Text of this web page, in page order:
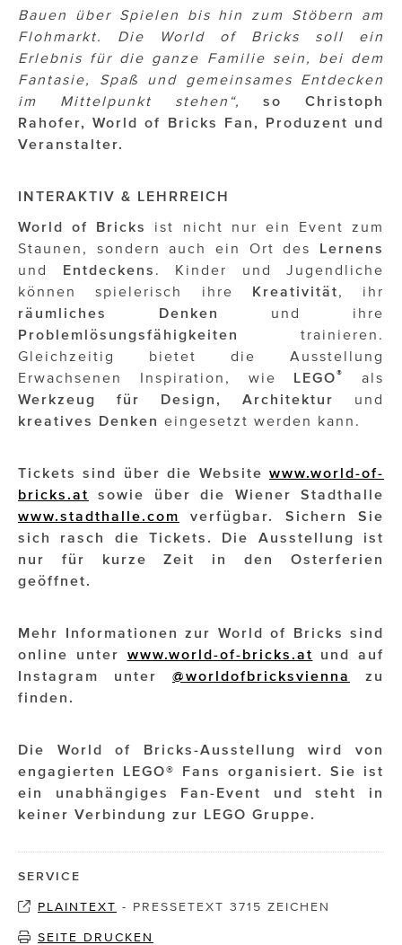
Bauen über Spielen bis hin zum Stöbern am
Flohmarkt. Die World of Bricks soll ein
Erlebnis für die ganze Familie sein, bei dem
Fantasie, Spaß und gemeinsames Entdecken
im Mittelpunkt stehen“,
so Christoph
Rahofer, World of Bricks Fan, Produzent und
Veranstalter.
INTERAKTIV & LEHRREICH
World of Bricks
ist nicht nur ein Event zum
Staunen, sondern auch ein Ort des Lernens
und Entdeckens
. Kinder und Jugendliche
können spielerisch ihre Kreativität , ihr
räumliches
Denken
und ihre
Problemlösungsfähigkeiten
trainieren.
Gleichzeitig bietet die Ausstellung
Erwachsenen Inspiration, wie LEGO®
als
Werkzeug für Design, Architektur
und
kreatives Denken eingesetzt werden kann.
Tickets sind über die Website www.world-of-
bricks.at
sowie über die Wiener Stadthalle
www.stadthalle.com
verfügbar. Sichern Sie
sich rasch die Tickets. Die Ausstellung ist
nur für kurze Zeit in den Osterferien
geöffnet.
Mehr Informationen zur World of Bricks sind
online unter www.world-of-bricks.at und auf
Instagram unter @worldofbricksvienna
zu
finden.
Die World of Bricks-Ausstellung wird von
engagierten LEGO® Fans organisiert. Sie ist
ein unabhängiges Fan-Event und steht in
keiner Verbindung zur LEGO Gruppe.
SERVICE
PLAINTEXT - PRESSETEXT 3715 ZEICHEN
SEITE DRUCKEN